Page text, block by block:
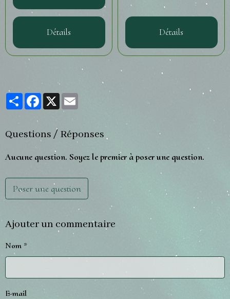
Détails Détails
PartagerFacebook
X
Questions / Réponses
Aucune question. Soyez le premier à poser une question.
Poser une question
Ajouter un commentaire
Nom
E-mail